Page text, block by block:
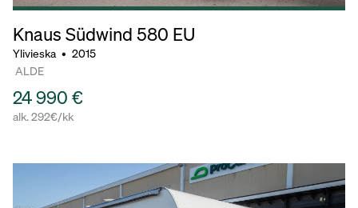
Knaus Südwind 580 EU
Ylivieska • 2015
ALDE
24 990 €
alk. 292€/kk